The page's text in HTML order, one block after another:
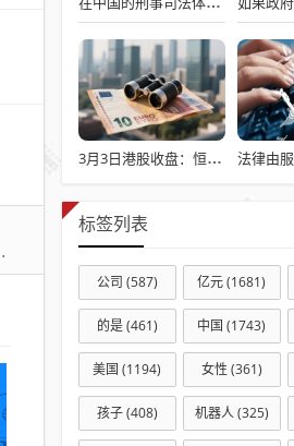
3月3日港股收盘：恒指跌1.12% 恒生科技指数跌2.26%
标签列表
公司 (587) 亿元(1681)
的是(461) 中国 (1743)
美国 (1194) 女性 (361)
孩子(408) 机器人(325)